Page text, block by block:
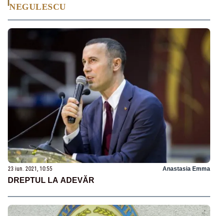
NEGULESCU
23 iun. 2021, 10:55 Anastasia Emma
DREPTUL LA ADEVĂR